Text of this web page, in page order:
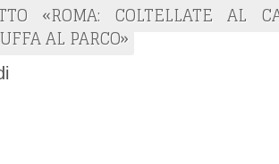
«ROMA: COLTELLATE AL
AL PARCO»